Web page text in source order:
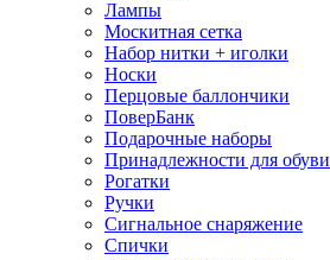
Лампы
Москитная сетка
Набор нитки + иголки
Носки
Перцовые баллончики
ПоверБанк
Подарочные наборы
Принадлежности для обуви
Рогатки
Ручки
Сигнальное снаряжение
Спички